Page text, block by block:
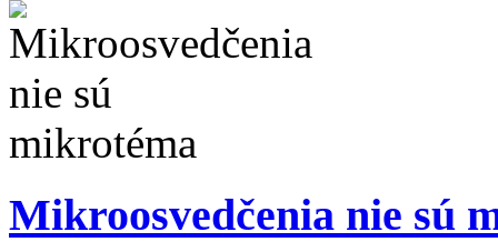
Mikroosvedčenia nie sú